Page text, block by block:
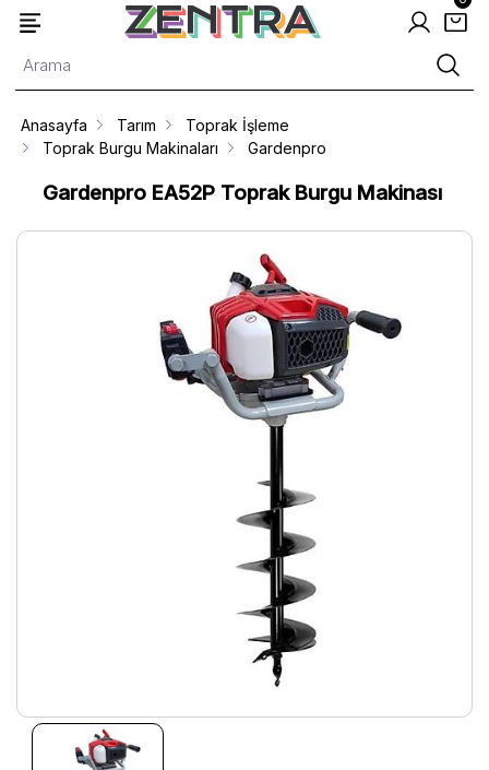
Gardenpro EA52P Toprak Burgu Makinası
Anasayfa Tarım
Toprak İşleme
Toprak Burgu Makinaları
Gardenpro